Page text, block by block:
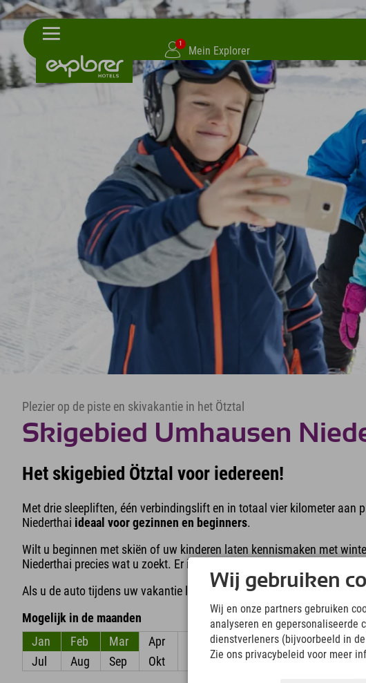
1
Mein Explorer
Plezier op de piste en skivakantie in het Ötztal
Skigebied Umhausen
Het skigebied Ötztal voor iedereen!
Met drie sleepliften, één verbindingslift en in totaal vier kilometer aan
Niederthai ideaal voor gezinnen en beginners.
Wilt u beginnen met skiën of uw kinderen laten kennismaken met
Niederthai precies wat u zoekt. Er is namelijk een ski- en
Als u de auto tijdens uw vakantie liever thuislaat, rijdt er ook een
Mogelijk in de maanden
Jan
Feb Mar Apr
Jun
Jul
Aug Sep Okt Dec
Wij gebruiken
Wij en onze partners gebruiken
analyseren en gepersonaliseerde
dienstverleners (bijvoorbeeld in
Zie ons privacybeleid voor meer